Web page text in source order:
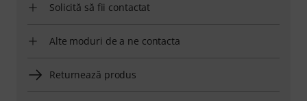
Solicită să fii contactat
Alte moduri de a ne contacta
Returnează produs